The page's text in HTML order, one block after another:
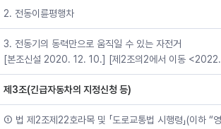
2. 전동이륜평행차
3. 전동기의 동력만으로 움직일 수 있는 자전거
[본조신설 2020. 12. 10.] [제2조의2에서 이동
제3조(긴급자동차의 지정신청 등)
① 법 제2조제22호라목 및 「도로교통법 시행령」(이하 “